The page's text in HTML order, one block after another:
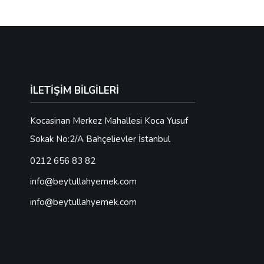
İLETİŞİM BİLGİLERİ
Kocasinan Merkez Mahallesi Koca Yusuf
Sokak No:2/A Bahçelievler İstanbul
0212 656 83 82
info@beytullahyemek.com
info@beytullahyemek.com